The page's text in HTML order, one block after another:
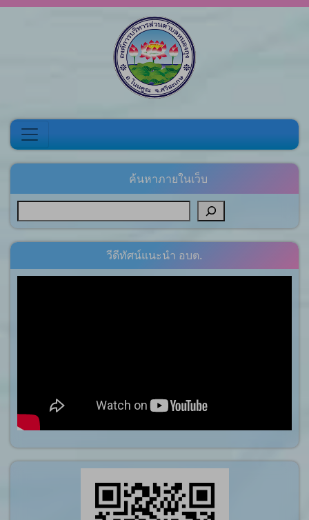
ค้นหาภายในเว็บ
วีดีทัศน์แนะนำ อบต.